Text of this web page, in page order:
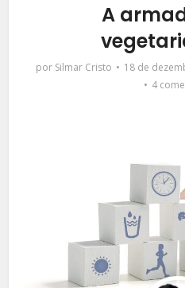
A
por Silmar Cristo 18 de
4